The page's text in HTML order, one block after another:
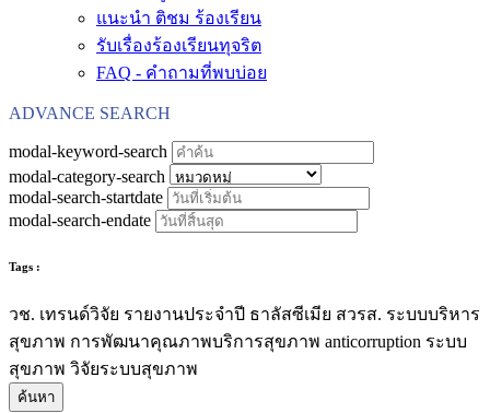
แนะนำ ติชม ร้องเรียน
รับเรื่องร้องเรียนทุจริต
FAQ - คำถามที่พบบ่อย
ADVANCE SEARCH
modal-keyword-search
modal-category-search
modal-search-startdate
modal-search-endate
Tags :
วช. เทรนด์วิจัย รายงานประจำปี ธาลัสซีเมีย สวรส. ระบบบริหาร
สุขภาพ การพัฒนาคุณภาพบริการสุขภาพ anticorruption ระบบ
สุขภาพ วิจัยระบบสุขภาพ
ค้นหา